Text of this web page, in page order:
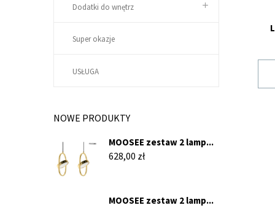
Dodatki do wnętrz
Super okazje
USŁUGA
NOWE PRODUKTY
MOOSEE zestaw 2 lamp...
Cena
628,00 zł
MOOSEE zestaw 2 lamp...